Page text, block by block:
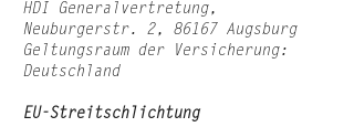
HDI Generalvertretung,
Neuburgerstr. 2, 86167 Augsburg
Geltungsraum der Versicherung:
Deutschland
EU-Streitschlichtung